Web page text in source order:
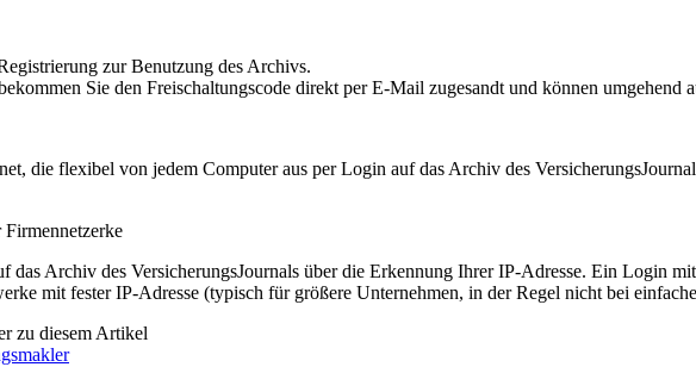
zur Benutzung des Archivs.
Sie den Freischaltungscode direkt per E-Mail zugesandt und können umgehend
die flexibel von jedem Computer aus per Login auf das Archiv des
Archiv des VersicherungsJournals über die Erkennung Ihrer IP-Adresse. Ein Login
mit fester IP-Adresse (typisch für größere Unternehmen, in der Regel nicht bei
zu diesem Artikel